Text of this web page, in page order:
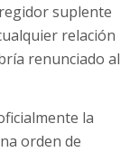
suplente
relación
renunciado al
la
orden de